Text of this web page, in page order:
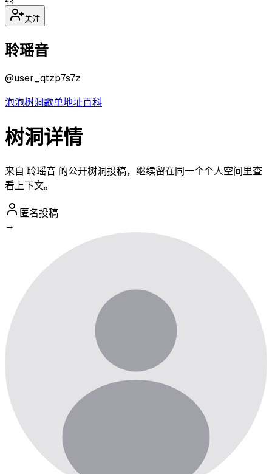
关注
聆瑶音
@user_qtzp7s7z
泡泡树洞歌单地址百科
树洞详情
来自 聆瑶音 的公开树洞投稿，继续留在同一个个人空间里查
看上下文。
匿名投稿
→